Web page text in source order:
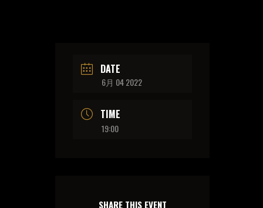
DATE
6月 04 2022
TIME
19:00
SHARE THIS EVENT